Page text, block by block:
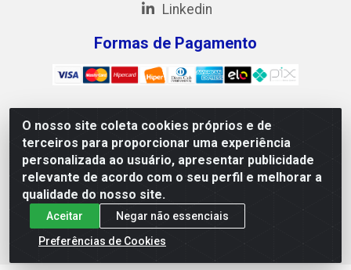
O nosso site coleta cookies próprios e de
terceiros para proporcionar uma experiência
personalizada ao usuário, apresentar publicidade
relevante de acordo com o seu perfil e melhorar a
qualidade do nosso site.
Aceitar
Negar não essenciais
Preferências de Cookies
Linkedin
Formas de Pagamento
Mix Alimentos LTDA - Quadra Asr Ne 55 (412 Norte), Alameda
02, S/N - Plano Diretor Norte, Palmas/TO - CEP 77.006-540 -
CNPJ 05.922.500/0001-02